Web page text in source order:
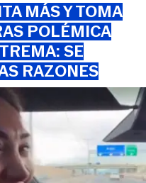
MÁS Y TOMA
POLÉMICA
SE
RAZONES